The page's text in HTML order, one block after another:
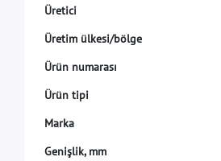
Üretici
Üretim ülkesi/bölge
Ürün numarası
Ürün tipi
Marka
Genişlik, mm